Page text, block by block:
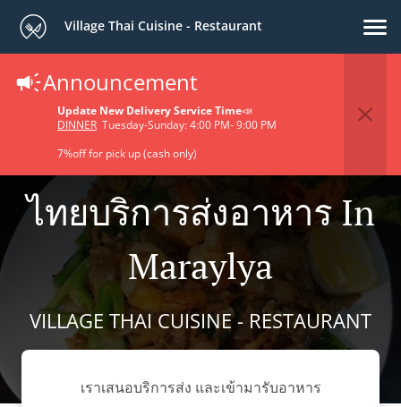
Village Thai Cuisine - Restaurant
Announcement
Update New Delivery Service Time📣
DINNER Tuesday-Sunday: 4:00 PM- 9:00 PM
7%off for pick up (cash only)
ไทยบริการส่งอาหาร In
Maraylya
VILLAGE THAI CUISINE - RESTAURANT
เราเสนอบริการส่ง และเข้ามารับอาหาร